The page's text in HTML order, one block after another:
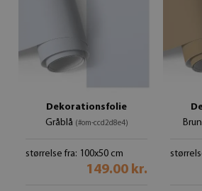
Dekorationsfolie
Gråblå (#om-ccd2d8e4)
størrelse fra: 100x50 cm
149.00 kr.